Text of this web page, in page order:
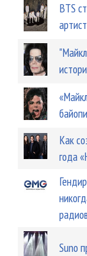
BTS
Как
года
Suno